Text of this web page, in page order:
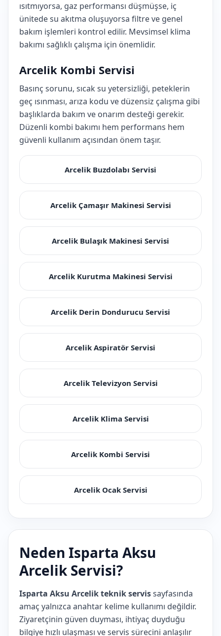
ısıtmıyorsa, gaz performansı düşmüşse, iç
ünitede su akıtma oluşuyorsa filtre ve genel
bakım işlemleri kontrol edilir. Mevsimsel klima
bakımı sağlıklı çalışma için önemlidir.
Arcelik Kombi Servisi
Basınç sorunu, sıcak su yetersizliği, peteklerin
geç ısınması, arıza kodu ve düzensiz çalışma gibi
başlıklarda bakım ve onarım desteği gerekir.
Düzenli kombi bakımı hem performans hem
güvenli kullanım açısından önem taşır.
Arcelik Buzdolabı Servisi
Arcelik Çamaşır Makinesi Servisi
Arcelik Bulaşık Makinesi Servisi
Arcelik Kurutma Makinesi Servisi
Arcelik Derin Dondurucu Servisi
Arcelik Aspiratör Servisi
Arcelik Televizyon Servisi
Arcelik Klima Servisi
Arcelik Kombi Servisi
Arcelik Ocak Servisi
Neden Isparta Aksu
Arcelik Servisi?
Isparta Aksu Arcelik teknik servissayfasında
amaç yalnızca anahtar kelime kullanımı değildir.
Ziyaretçinin güven duyması, ihtiyaç duyduğu
bilgiye hızlı ulaşması ve servis sürecini anlaşılır